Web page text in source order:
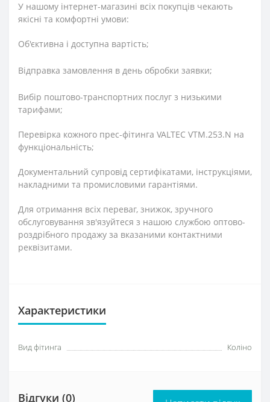
У нашому інтернет-магазині всіх покупців чекають
якісні та комфортні умови:
Об'єктивна і доступна вартість;
Відправка замовлення в день обробки заявки;
Вибір поштово-транспортних послуг з низькими
тарифами;
Перевірка кожного прес-фітинга VALTEC VTM.253.N на
функціональність;
Документальний супровід сертифікатами, інструкціями,
накладними та промисловими гарантіями.
Для отримання всіх переваг, знижок, зручного
обслуговування зв'язуйтеся з нашою службою оптово-
роздрібного продажу за вказаними контактними
реквізитами.
Характеристики
Вид фітинга Коліно
Відгуки (0)